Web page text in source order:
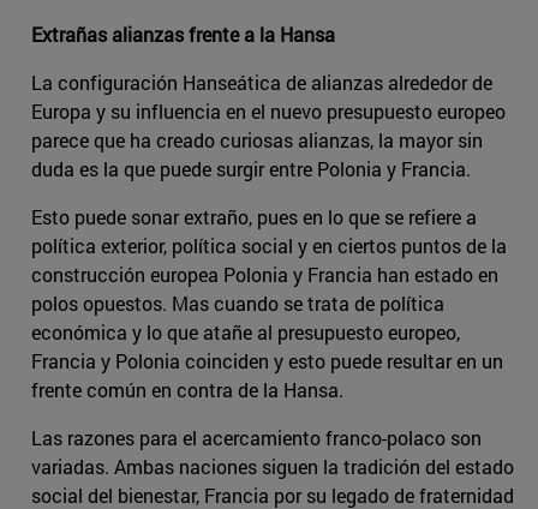
Extrañas alianzas frente a la Hansa
La configuración Hanseática de alianzas alrededor de
Europa y su influencia en el nuevo presupuesto europeo
parece que ha creado curiosas alianzas, la mayor sin
duda es la que puede surgir entre Polonia y Francia.
Esto puede sonar extraño, pues en lo que se refiere a
política exterior, política social y en ciertos puntos de la
construcción europea Polonia y Francia han estado en
polos opuestos. Mas cuando se trata de política
económica y lo que atañe al presupuesto europeo,
Francia y Polonia coinciden y esto puede resultar en un
frente común en contra de la Hansa.
Las razones para el acercamiento franco-polaco son
variadas. Ambas naciones siguen la tradición del estado
social del bienestar, Francia por su legado de fraternidad